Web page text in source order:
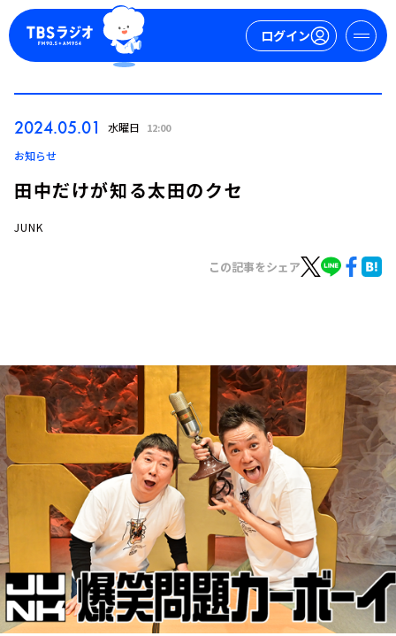
ログイン
トピックス
TBS Podcast
お知らせ
イベント・グッズ
会社情報
2024.05.01 水曜日 12:00
お知らせ
田中だけが知る太田のクセ
JUNK
この記事をシェア